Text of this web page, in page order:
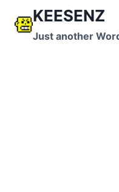
KEESENZ
Just another